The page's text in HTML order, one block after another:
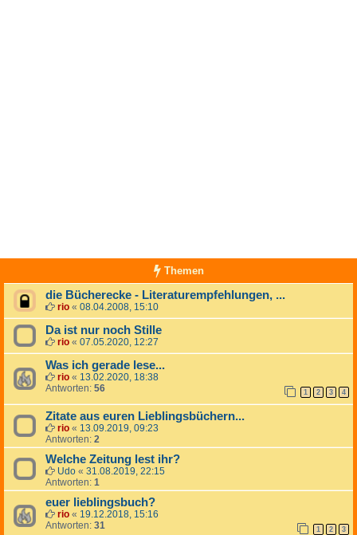
Themen
die Bücherecke - Literaturempfehlungen, ...
rio « 08.04.2008, 15:10
Da ist nur noch Stille
rio « 07.05.2020, 12:27
Was ich gerade lese...
rio « 13.02.2020, 18:38
Antworten: 56 1 2 3 4
Zitate aus euren Lieblingsbüchern...
rio « 13.09.2019, 09:23
Antworten: 2
Welche Zeitung lest ihr?
Udo « 31.08.2019, 22:15
Antworten: 1
euer lieblingsbuch?
rio « 19.12.2018, 15:16
Antworten: 31 1 2 3